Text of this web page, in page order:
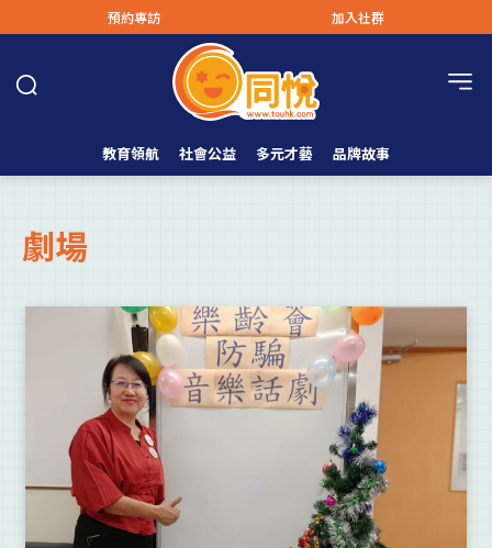
預約專訪 加入社群
教育領航 社會公益 多元才藝 品牌故事
劇場